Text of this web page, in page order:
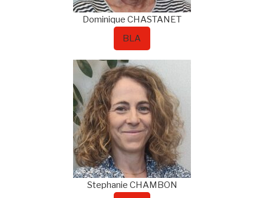
Dominique CHASTANET
BLA
Stephanie CHAMBON